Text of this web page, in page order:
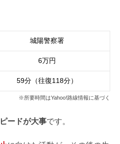
城陽警察署
6万円
59分（往復118分）
※所要時間はYahoo!路線情報に基づく
ードが大事です。